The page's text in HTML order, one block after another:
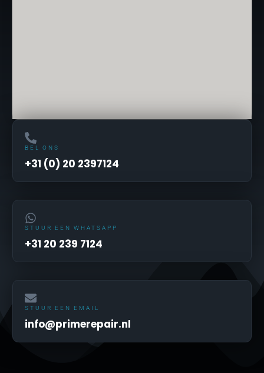
BEL ONS
+31 (0) 20 2397124
STUUR EEN WHATSAPP
+31 20 239 7124
STUUR EEN EMAIL
info@primerepair.nl